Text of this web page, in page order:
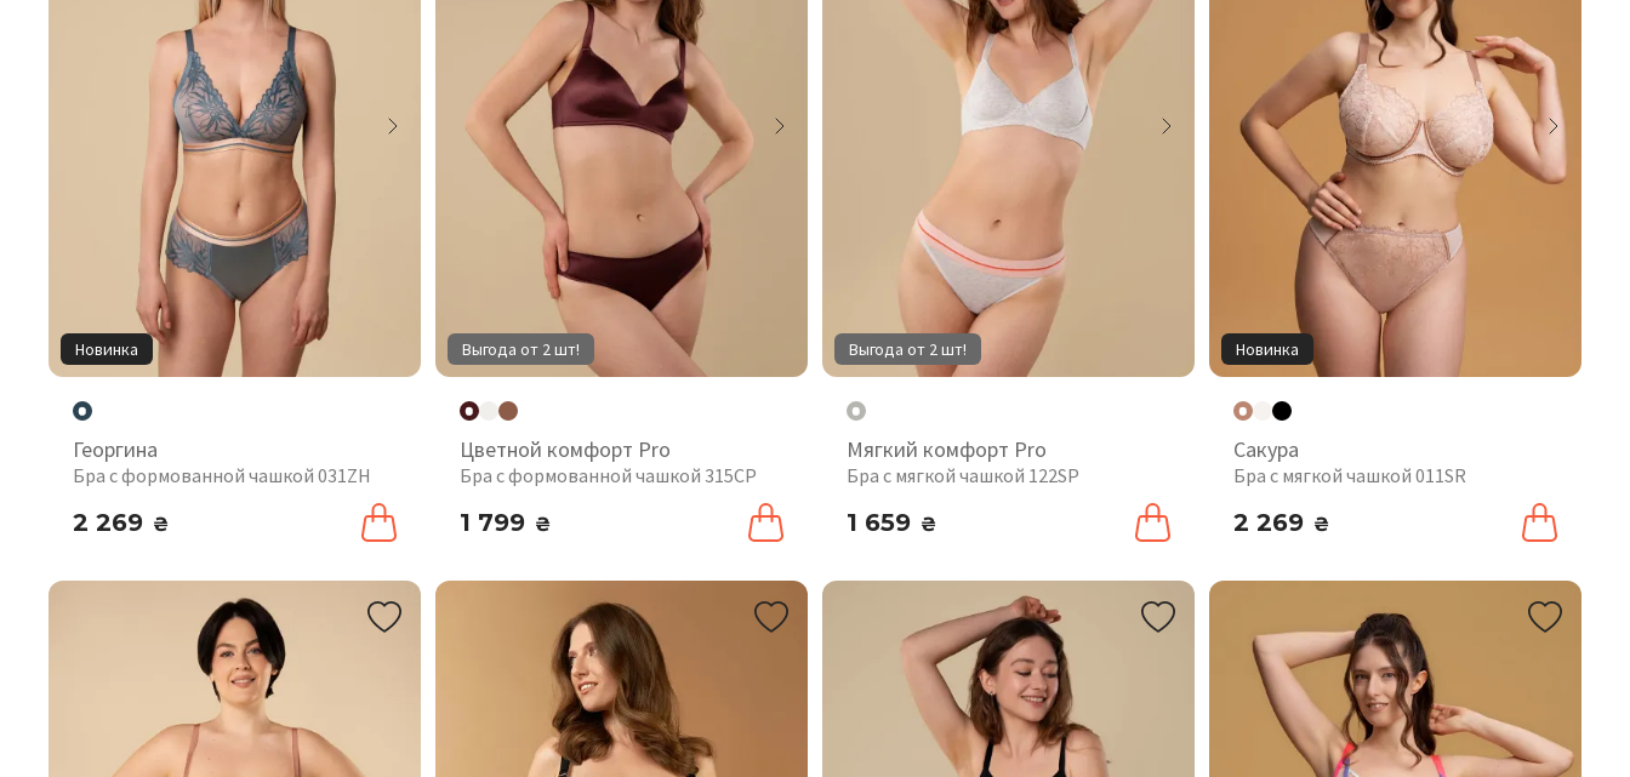
Новинка
Георгина
Бра с формованной чашкой 031ZH
2 269 ₴
Выгода от 2 шт!
Цветной комфорт Pro
Бра с формованной чашкой 315CP
1 799 ₴
Выгода от 2 шт!
Мягкий комфорт Pro
Бра с мягкой чашкой 122SP
1 659 ₴
Новинка
Сакура
Бра с мягкой чашкой 011SR
2 269 ₴